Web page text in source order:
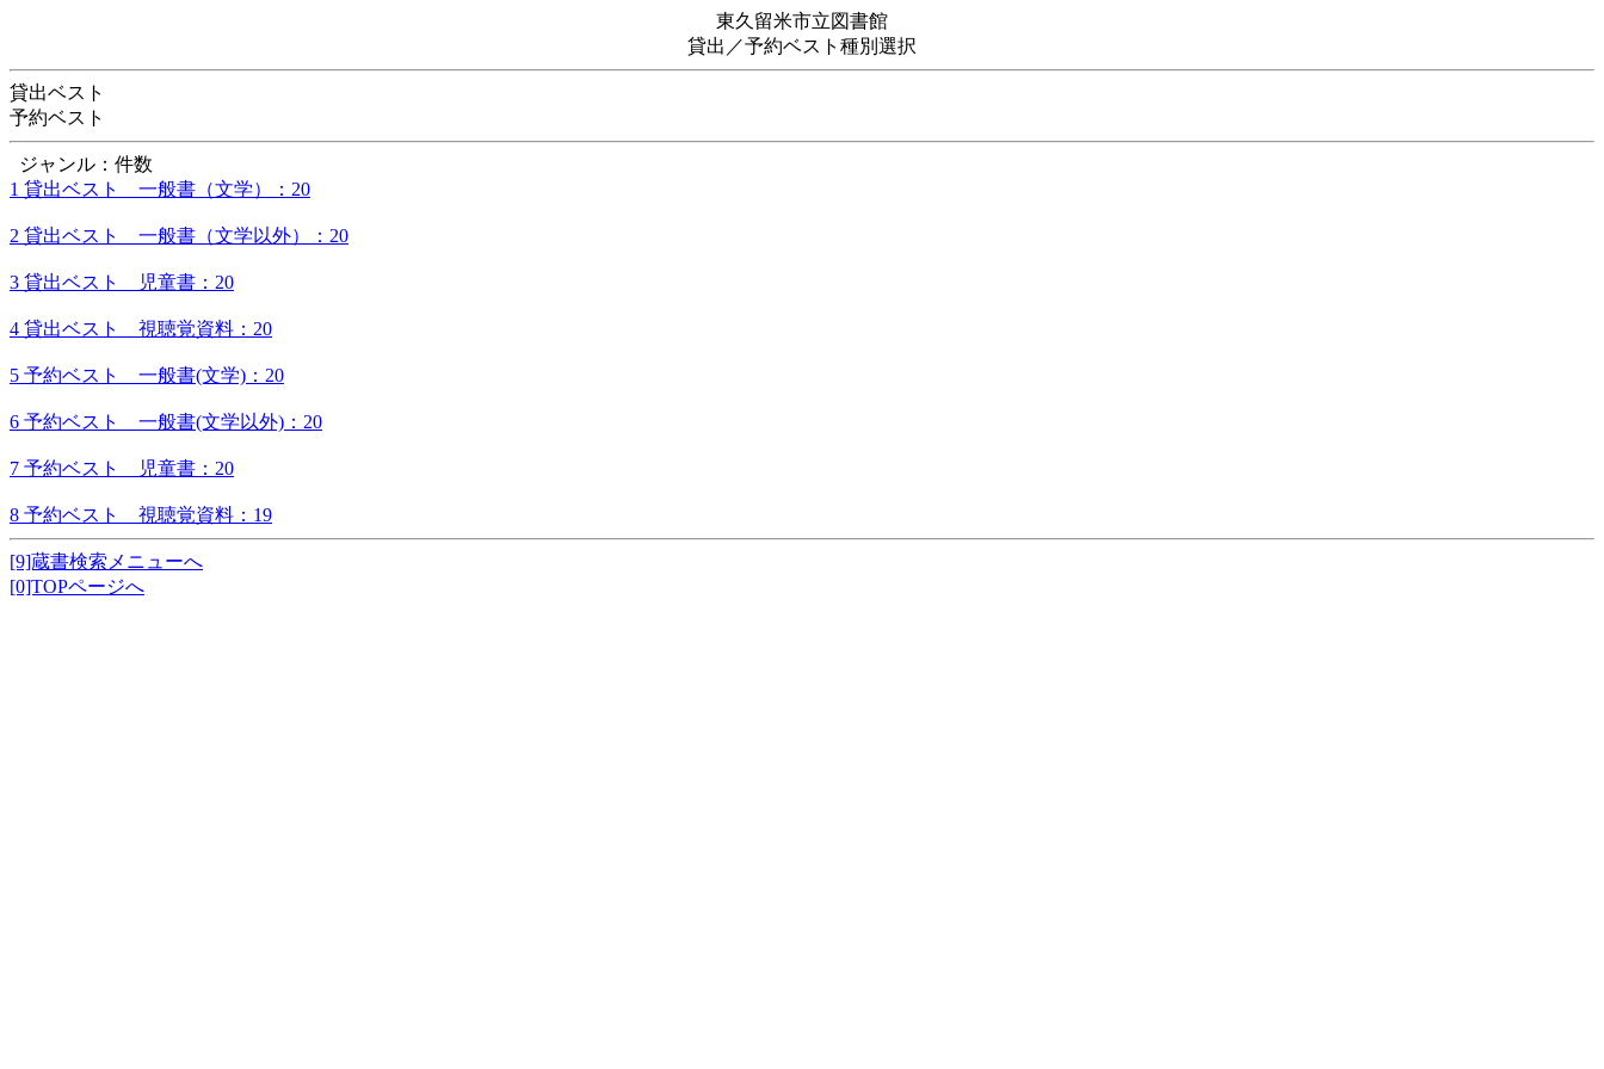
東久留米市立図書館
貸出／予約ベスト種別選択
貸出ベスト
予約ベスト
ジャンル：件数
1 貸出ベスト 一般書（文学）：20
2 貸出ベスト 一般書（文学以外）：20
3 貸出ベスト 児童書：20
4 貸出ベスト 視聴覚資料：20
5 予約ベスト 一般書(文学)：20
6 予約ベスト 一般書(文学以外)：20
7 予約ベスト 児童書：20
8 予約ベスト 視聴覚資料：19
[9]蔵書検索メニューへ
[0]TOPページへ